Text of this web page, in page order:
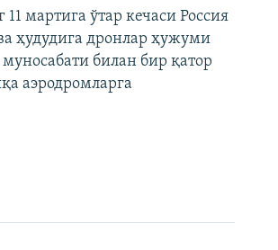
мартига ўтар кечаси Россия
ҳудудига дронлар ҳужуми
билан бир қатор
аэродромларга